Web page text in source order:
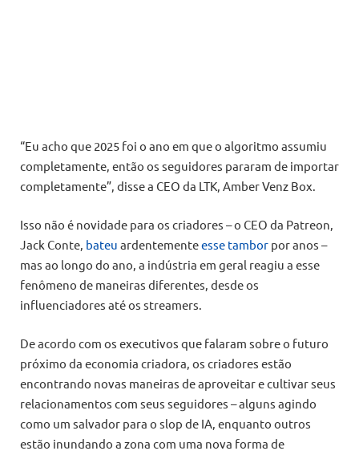
“Eu acho que 2025 foi o ano em que o algoritmo assumiu
completamente, então os seguidores pararam de importar
completamente”, disse a CEO da LTK, Amber Venz Box.
Isso não é novidade para os criadores – o CEO da Patreon,
Jack Conte, bateu ardentementeesse tambor por anos –
mas ao longo do ano, a indústria em geral reagiu a esse
fenômeno de maneiras diferentes, desde os
influenciadores até os streamers.
De acordo com os executivos que falaram sobre o futuro
próximo da economia criadora, os criadores estão
encontrando novas maneiras de aproveitar e cultivar seus
relacionamentos com seus seguidores – alguns agindo
como um salvador para o slop de IA, enquanto outros
estão inundando a zona com uma nova forma de